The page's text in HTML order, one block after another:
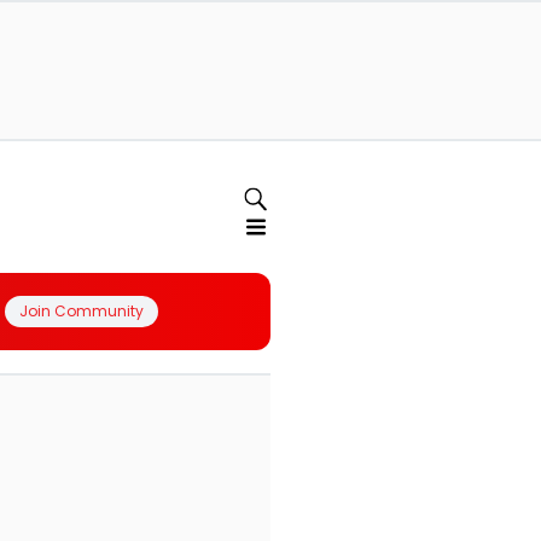
Join Community